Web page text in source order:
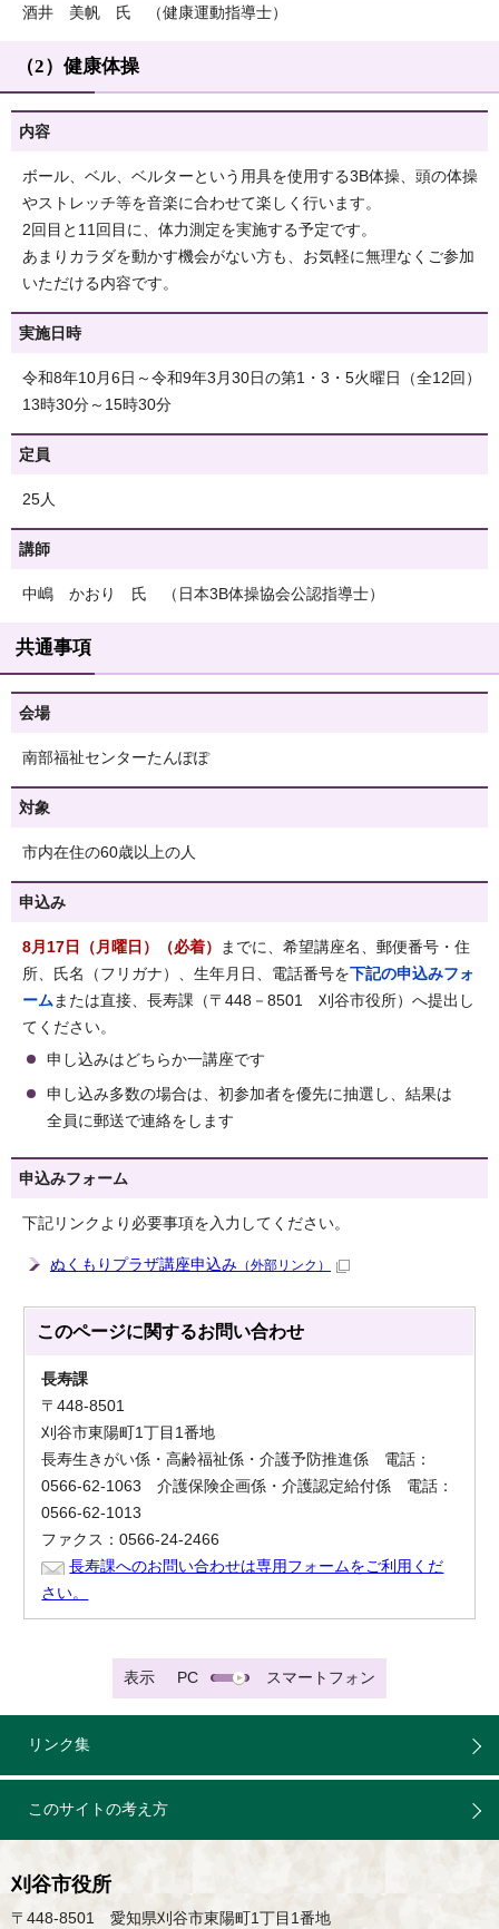
酒井 美帆 氏 （健康運動指導士）
（2）健康体操
内容
ボール、ベル、ベルターという用具を使用する3B体操、頭の体操
やストレッチ等を音楽に合わせて楽しく行います。
2回目と11回目に、体力測定を実施する予定です。
あまりカラダを動かす機会がない方も、お気軽に無理なくご参加
いただける内容です。
実施日時
令和8年10月6日～令和9年3月30日の第1・3・5火曜日（全12回）
13時30分～15時30分
定員
25人
講師
中嶋 かおり 氏 （日本3B体操協会公認指導士）
共通事項
会場
南部福祉センターたんぽぽ
対象
市内在住の60歳以上の人
申込み
8月17日（月曜日）（必着）
までに、希望講座名、郵便番号・住
所、氏名（フリガナ）、生年月日、電話番号を下記の申込みフォ
ームまたは直接、長寿課（〒448－8501 刈谷市役所）へ提出し
てください。
申し込みはどちらか一講座です
申し込み多数の場合は、初参加者を優先に抽選し、結果は
全員に郵送で連絡をします
申込みフォーム
下記リンクより必要事項を入力してください。
ぬくもりプラザ講座申込み （外部リンク）
このページに関するお問い合わせ
長寿課
〒448-8501
刈谷市東陽町1丁目1番地
長寿生きがい係・高齢福祉係・介護予防推進係 電話：
0566-62-1063 介護保険企画係・介護認定給付係 電話：
0566-62-1013
ファクス：0566-24-2466
長寿課へのお問い合わせは専用フォームをご利用くだ
さい。
表示 PC スマートフォン
リンク集
このサイトの考え方
刈谷市役所
〒448-8501 愛知県刈谷市東陽町1丁目1番地